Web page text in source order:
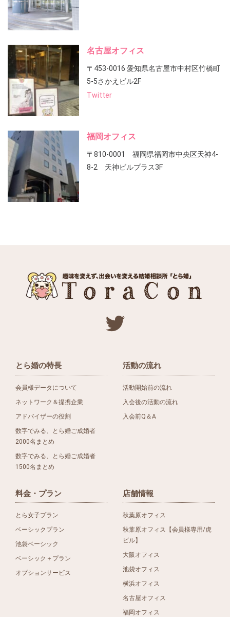
名古屋オフィス
〒453-0016 愛知県名古屋市中村区竹橋町
5-5さかえビル2F
Twitter
福岡オフィス
〒810-0001 福岡県福岡市中央区天神4-
8-2 天神ビルプラス3F
とら婚の特長
会員様データについて
ネットワーク＆提携企業
アドバイザーの役割
数字でみる、とら婚ご成婚者
2000名まとめ
数字でみる、とら婚ご成婚者
1500名まとめ
活動の流れ
活動開始前の流れ
入会後の活動の流れ
入会前Q＆A
料金・プラン
とら女子プラン
ベーシックプラン
池袋ベーシック
ベーシック＋プラン
オプションサービス
店舗情報
秋葉原オフィス
秋葉原オフィス【会員様専用/虎
ビル】
大阪オフィス
池袋オフィス
横浜オフィス
名古屋オフィス
福岡オフィス